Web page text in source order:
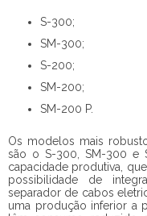
S-300;
SM-300;
S-200;
SM-200;
SM-200 P.
Os modelos mais
são o S-300, SM-300 e
capacidade produtiva,
possibilidade de
separador de cabos
uma produção inferior a